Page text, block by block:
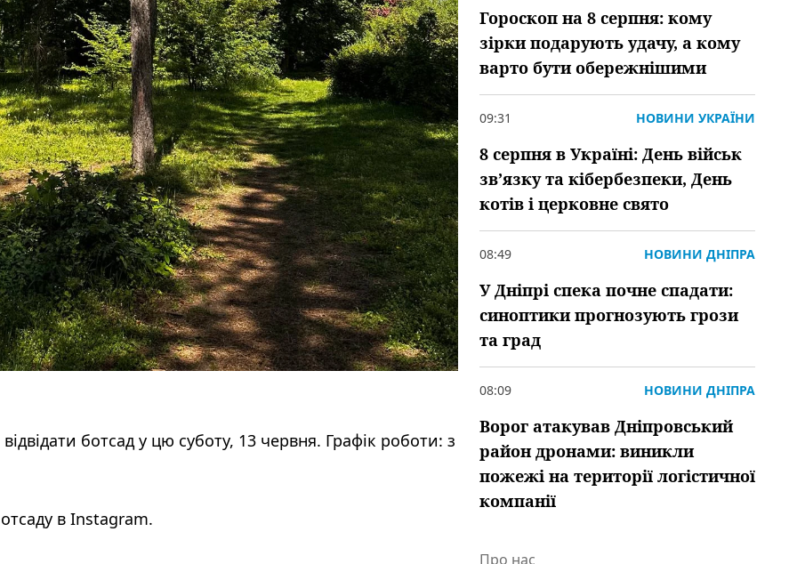
ботсад у цю суботу, 13 червня. Графік роботи: з
в Instagram.
Гороскоп на 8 серпня: кому
зірки подарують удачу, а кому
варто бути обережнішими
09:31 НОВИНИ УКРАЇНИ
8 серпня в Україні: День військ
зв’язку та кібербезпеки, День
котів і церковне свято
08:49 НОВИНИ ДНІПРА
У Дніпрі спека почне спадати:
синоптики прогнозують грози
та град
08:09 НОВИНИ ДНІПРА
Ворог атакував Дніпровський
район дронами: виникли
пожежі на території логістичної
компанії
Про нас